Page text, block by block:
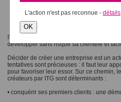
ITG, société de portage salarial, propose
développer sans risque sa clientèle et
Décider de créer une entreprise est un
tentatives sont précieuses : il faut leur
pour favoriser leur essor. Sur ce chemin,
créateurs par ITG sont déterminants :
• conquérir ses premiers clients : une
L'action n'est pas reconnue - détails
OK